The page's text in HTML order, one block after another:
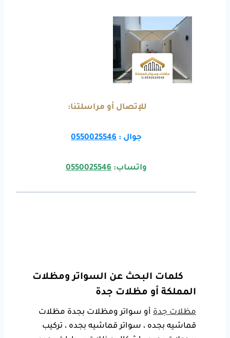
للإتصال أو مراسلتنا:
جوال : 0550025546
واتساب: 0550025546
كلمات البحث عن السواتر ومظلات
المملكة أو مظلات جدة
مظلات جدة أو سواتر ومظلات بجدة مظلات
قماشيه بجده ، سواتر قماشيه بجده ، تركيب